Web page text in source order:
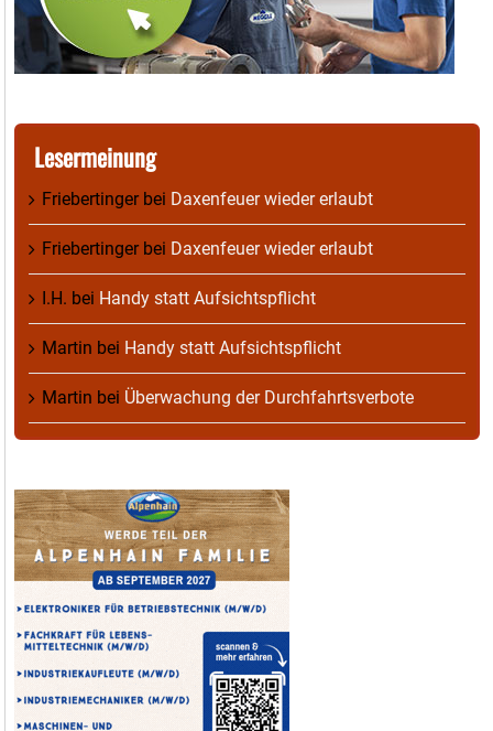
Lesermeinung
Friebertingerbei Daxenfeuer wieder erlaubt
Friebertingerbei Daxenfeuer wieder erlaubt
I.H. bei Handy statt Aufsichtspflicht
Martin bei Handy statt Aufsichtspflicht
Martin bei Überwachung der Durchfahrtsverbote